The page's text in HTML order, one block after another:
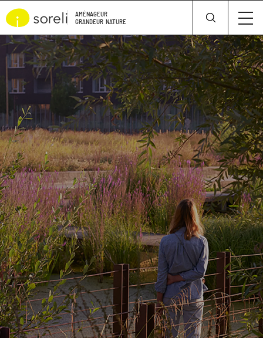
Panneau de gestion des cookies
AMÉNAGEUR
GRANDEUR NATURE